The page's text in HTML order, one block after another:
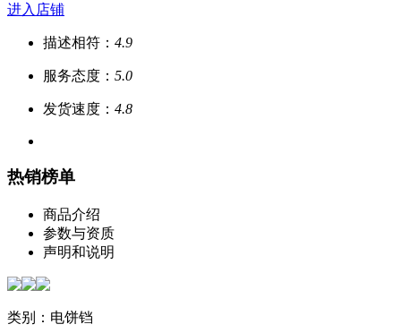
进入店铺
描述相符： 4.9
服务态度： 5.0
发货速度： 4.8
热销榜单
商品介绍
参数与资质
声明和说明
类别：电饼铛